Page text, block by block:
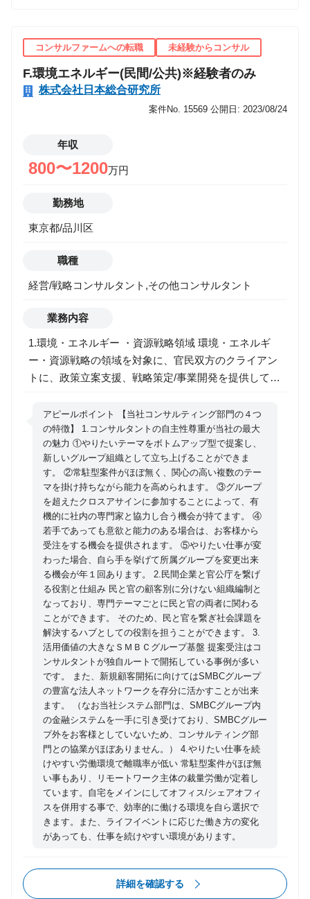
コンサルファームへの転職 未経験からコンサル
F.環境エネルギー(民間/公共)※経験者のみ
株式会社日本総合研究所
案件No. 15569 公開日: 2023/08/24
年収
800〜1200万円
勤務地
東京都/品川区
職種
経営/戦略コンサルタント,その他コンサルタント
業務内容
1.環境・エネルギー ・資源戦略領域 環境・エネルギ
ー・資源戦略の領域を対象に、官民双方のクライアン
トに、政策立案支援、戦略策定/事業開発を提供してい
商社等）【80%程度】 ・外部環境の変化に応じた経営
戦略/事業戦略策定、新規事業開発、事業化支援 （電
力ガスシステム改革、FIT制度改革等） ・M&A、デュ
ーデリジェンス ・海外進出支援（市場調査、マーケテ
ィング、アライアンス検討） （2）官公庁（資源エネ
ルギー庁、環境省など）【20%程度】 ・政策立案等に
関する調査/分析/コンサルティング 2.エネルギー×まち
づくり領域 「自治体」ならびに「自治体と連携しサス
テナブルな社会・地域づくりに資するビジネス構築を
目指す民間企業」をクライアントとして、官民連携型
の社会課題解決型事業の事業化を支援します。また、
事業化に資する国の政策立案支援等を実施します。当
該領域の官民業務比率はおおよそ官:民=60%:40%程度
です。 （1）主に自治体向け ・脱炭素地域づくり（ゼ
ロカーボンシティ構築)に向けた調査・計画策定支援な
の地域エネルギー事業の構想策定・可能性調査実施 ・
再生可能エネルギー等を活用した社会課題解決型事業
の事業化支援 ・社会便益・価値創出型事業の事業化支
援（ソーシャルインパクトボンド活用型事業）など
（3）国（環境省、総務省、国土交通省、資源エネル
ギー庁）向け ・地域循環共生圏構築支援 ・レジリエ
ントな地域づくり構築支援 ・社会課題解決型事業、地
域循環共生圏構築等におけるボトルネック解消に向け
た政策立案など （4）主に民間企業向け ・地域マイク
ログリッド構築支援など
アピールポイント 【当社コンサルティング部門の４つ
の特徴】 1.コンサルタントの自主性尊重が当社の最大
の魅力 ①やりたいテーマをボトムアップ型で提案し、
新しいグループ組織として立ち上げることができま
す。 ②常駐型案件がほぼ無く、関心の高い複数のテー
マを掛け持ちながら能力を高められます。 ③グループ
を超えたクロスアサインに参加することによって、有
機的に社内の専門家と協力し合う機会が持てます。 ④
若手であっても意欲と能力のある場合は、お客様から
受注をする機会を提供されます。 ⑤やりたい仕事が変
わった場合、自ら手を挙げて所属グループを変更出来
る機会が年１回あります。 2.民間企業と官公庁を繋げ
る役割と仕組み 民と官の顧客別に分けない組織編制と
なっており、専門テーマごとに民と官の両者に関わる
ことができます。 そのため、民と官を繋ぎ社会課題を
解決するハブとしての役割を担うことができます。 3.
活用価値の大きなＳＭＢＣグループ基盤 提案受注はコ
ンサルタントが独自ルートで開拓している事例が多い
です。 また、新規顧客開拓に向けてはSMBCグループ
の豊富な法人ネットワークを存分に活かすことが出来
ます。 （なお当社システム部門は、SMBCグループ内
の金融システムを一手に引き受けており、SMBCグルー
プ外をお客様としていないため、コンサルティング部
門との協業がほぼありません。） 4.やりたい仕事を続
けやすい労働環境で離職率が低い 常駐型案件がほぼ無
い事もあり、リモートワーク主体の裁量労働が定着し
ています。自宅をメインにしてオフィス/シェアオフィ
スを併用する事で、効率的に働ける環境を自ら選択で
きます。また、ライフイベントに応じた働き方の変化
があっても、仕事を続けやすい環境があります。
詳細を確認する